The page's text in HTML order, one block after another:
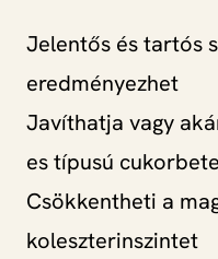
Jelentős és tartós
eredményezhet
Javíthatja vagy
es típusú
Csökkentheti a
koleszterinszintet